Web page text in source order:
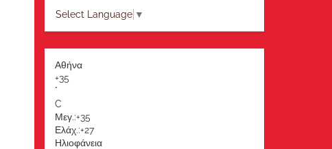
Select Language ▼
Αθήνα
+35
°
C
Μεγ.:+35
Ελάχ.:+27
Ηλιοφάνεια